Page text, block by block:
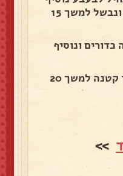
את השעועית הירוקה ונבשל למשך 15
ונוסיף
נבגור את הסיר על אד קטנה למשך 20
>>